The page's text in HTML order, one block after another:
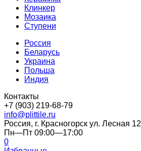
Клинкер
Мозаика
Ступени
Россия
Беларусь
Украина
Польша
Индия
Контакты
+7 (903) 219-68-79
info@plittile.ru
Россия, г. Красногорск ул. Лесная 12
Пн—Пт 09:00—17:00
0